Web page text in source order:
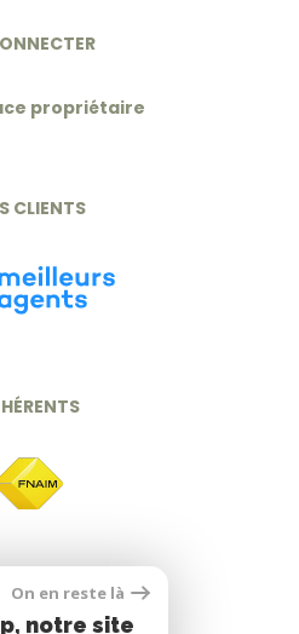
propriétaire
CLIENTS
On en reste là
notre site